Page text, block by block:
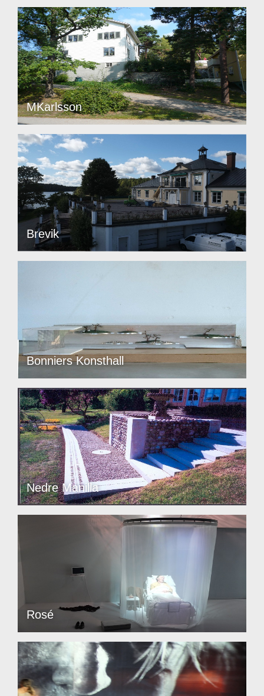
MKarlsson
Brevik
Bonniers Konsthall
Nedre Manilla
Rosé